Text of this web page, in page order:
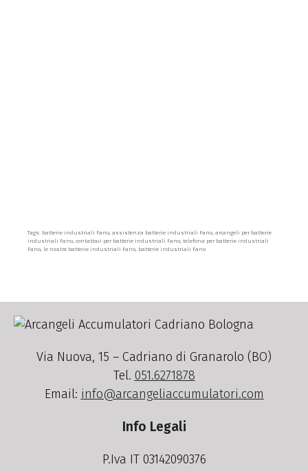
Tags: batterie industriali Fano, assistenza batterie industriali Fano, arcangeli per batterie
industriali Fano, contattaci per batterie industriali Fano, telefona per batterie industriali
Fano, le nostre batterie industriali Fano, batterie industriali Fano
Via Nuova, 15 – Cadriano di Granarolo (BO)
Tel. 051.6271878
Email: info@arcangeliaccumulatori.com
Info Legali
P.Iva IT 03142090376